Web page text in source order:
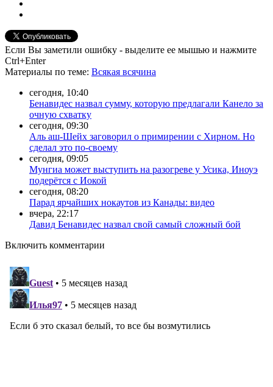
Если Вы заметили ошибку - выделите ее мышью и нажмите
Ctrl+Enter
Материалы по теме: Всякая всячина
сегодня, 10:40
Бенавидес назвал сумму, которую предлагали Канело за
очную схватку
сегодня, 09:30
Аль аш-Шейх заговорил о примирении с Хирном. Но
сделал это по-своему
сегодня, 09:05
Мунгиа может выступить на разогреве у Усика, Иноуэ
подерётся с Иокой
сегодня, 08:20
Парад ярчайших нокаутов из Канады: видео
вчера, 22:17
Давид Бенавидес назвал свой самый сложный бой
Включить комментарии